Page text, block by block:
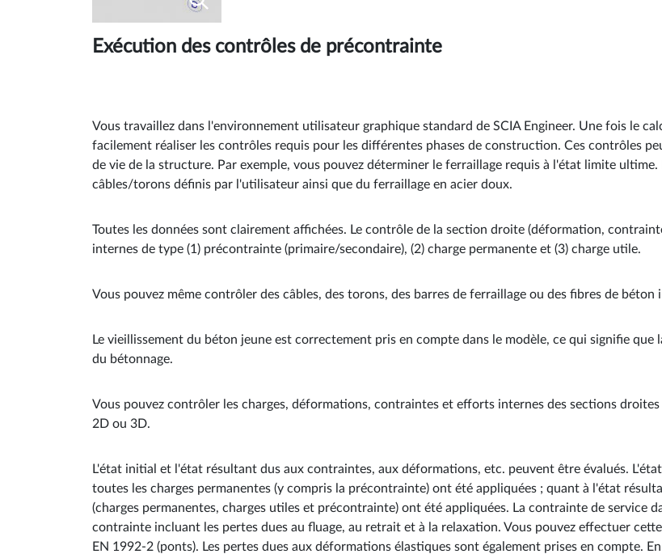
Exécution des contrôles de précontrainte
Vous travaillez dans l'environnement utilisateur graphique standard de SCIA Engineer. Une fois le
facilement réaliser les contrôles requis pour les différentes phases de construction. Ces contrôles
de vie de la structure. Par exemple, vous pouvez déterminer le ferraillage requis à l'état limite
câbles/torons définis par l'utilisateur ainsi que du ferraillage en acier doux.
Toutes les données sont clairement affichées. Le contrôle de la section droite (déformation,
internes de type (1) précontrainte (primaire/secondaire), (2) charge permanente et (3) charge utile.
Vous pouvez même contrôler des câbles, des torons, des barres de ferraillage ou des fibres de béton
Le vieillissement du béton jeune est correctement pris en compte dans le modèle, ce qui signifie
du bétonnage.
Vous pouvez contrôler les charges, déformations, contraintes et efforts internes des sections
2D ou 3D.
L'état initial et l'état résultant dus aux contraintes, aux déformations, etc. peuvent être évalués.
toutes les charges permanentes (y compris la précontrainte) ont été appliquées ; quant à l'état
(charges permanentes, charges utiles et précontrainte) ont été appliquées. La contrainte de service
contrainte incluant les pertes dues au fluage, au retrait et à la relaxation. Vous pouvez effectuer
EN 1992-2 (ponts). Les pertes dues aux déformations élastiques sont également prises en compte.